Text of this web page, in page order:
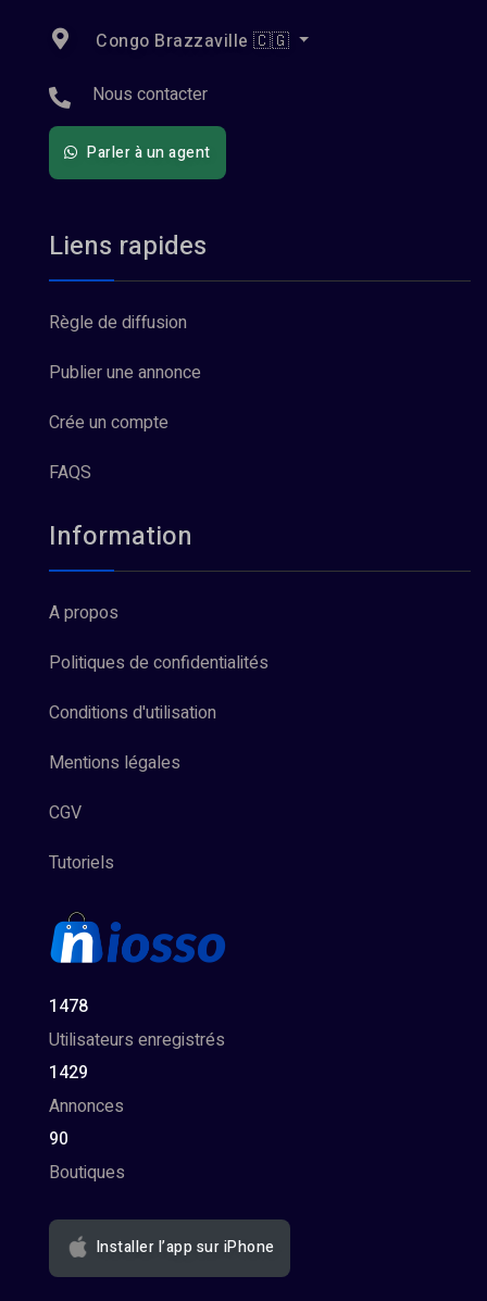
Congo Brazzaville 🇨🇬
Nous contacter
Parler à un agent
Liens rapides
Règle de diffusion
Publier une annonce
Crée un compte
FAQS
Information
A propos
Politiques de confidentialités
Conditions d'utilisation
Mentions légales
CGV
Tutoriels
1478
Utilisateurs enregistrés
1429
Annonces
90
Boutiques
Installer l’app sur iPhone